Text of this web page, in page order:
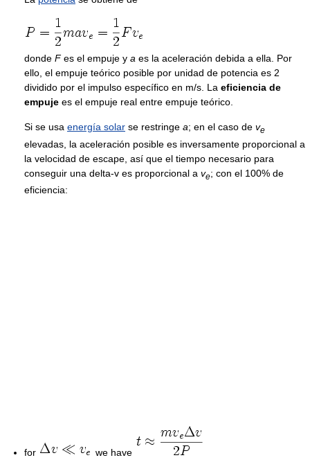
donde Fes el empuje y a es la aceleración debida a ella. Por
ello, el empuje teórico posible por unidad de potencia es 2
dividido por el impulso específico en m/s. La eficiencia de
empuje es el empuje real entre empuje teórico.
Si se usa energía solar se restringe a; en el caso de ve
elevadas, la aceleración posible es inversamente proporcional a
la velocidad de escape, así que el tiempo necesario para
conseguir una delta-v es proporcional a ve; con el 100% de
eficiencia:
for we have